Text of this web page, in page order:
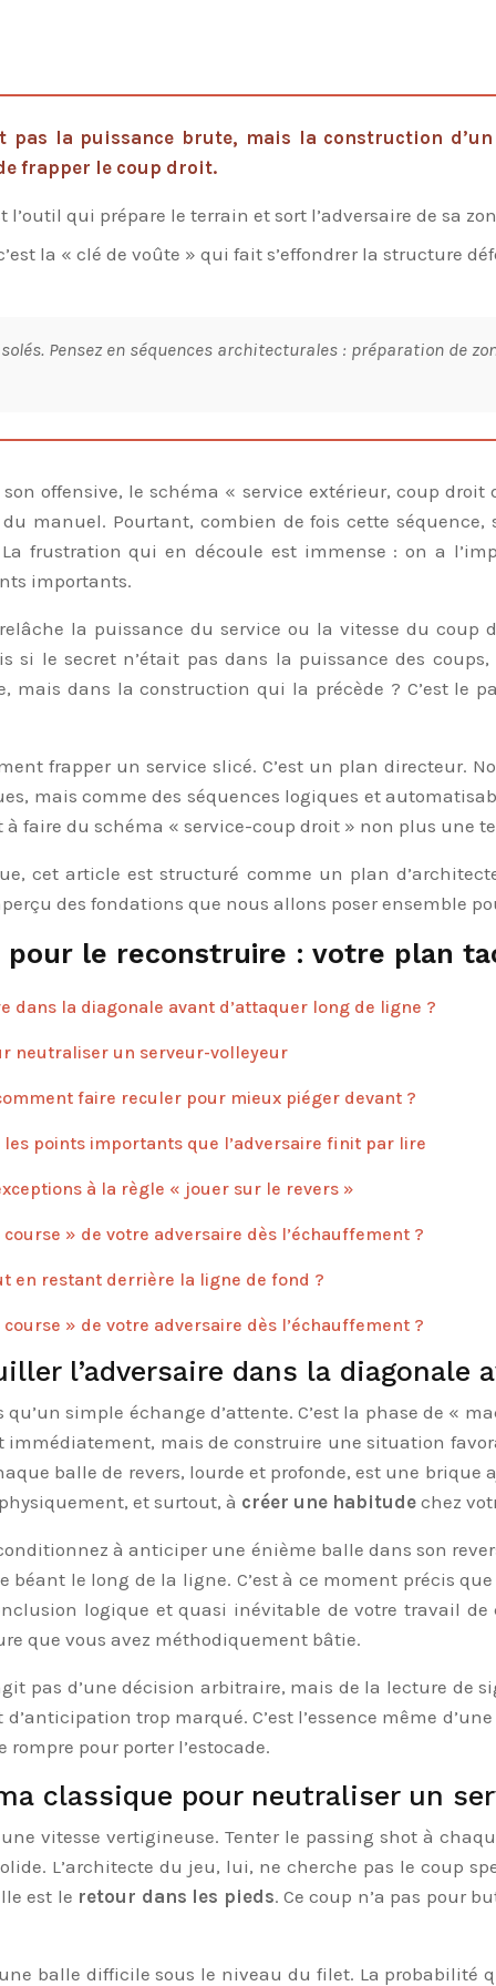
pas la puissance brute, mais la construction
frapper le coup droit.
l’outil qui prépare le terrain et sort l’adversaire de sa
la « clé de voûte » qui fait s’effondrer la structure
Pensez en séquences architecturales : préparation de
offensive, le schéma « service extérieur, coup
du manuel. Pourtant, combien de fois cette
frustration qui en découle est immense : on a
importants.
la puissance du service ou la vitesse du coup
si le secret n’était pas dans la puissance des
mais dans la construction qui la précède ? C’est le
frapper un service slicé. C’est un plan directeur.
mais comme des séquences logiques et
faire du schéma « service-coup droit » non plus une
cet article est structuré comme un plan
des fondations que nous allons poser ensemble
pour le reconstruire : votre plan
dans la diagonale avant d’attaquer long de ligne ?
neutraliser un serveur-volleyeur
faire reculer pour mieux piéger devant ?
points importants que l’adversaire finit par lire
à la règle « jouer sur le revers »
» de votre adversaire dès l’échauffement ?
en restant derrière la ligne de fond ?
» de votre adversaire dès l’échauffement ?
l’adversaire dans la diagonale
simple échange d’attente. C’est la phase de «
immédiatement, mais de construire une situation
balle de revers, lourde et profonde, est une brique
et surtout, à créer une habitude chez
à anticiper une énième balle dans son
le long de la ligne. C’est à ce moment précis
logique et quasi inévitable de votre travail de
que vous avez méthodiquement bâtie.
pas d’une décision arbitraire, mais de la lecture de
trop marqué. C’est l’essence même d’une
pour porter l’estocade.
classique pour neutraliser un
vitesse vertigineuse. Tenter le passing shot à
L’architecte du jeu, lui, ne cherche pas le coup
est le retour dans les pieds. Ce coup n’a pas pour
balle difficile sous le niveau du filet. La probabilité